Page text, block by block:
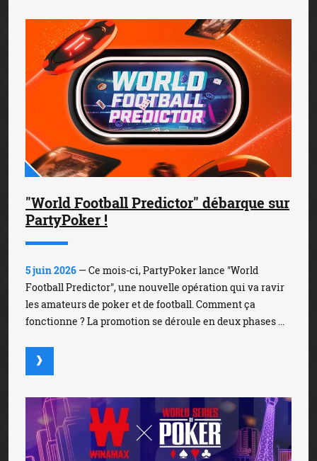
"World Football Predictor" débarque sur
PartyPoker !
5 juin 2026 — Ce mois-ci, PartyPoker lance "World
Football Predictor", une nouvelle opération qui va ravir
les amateurs de poker et de football. Comment ça
fonctionne ? La promotion se déroule en deux phases ...